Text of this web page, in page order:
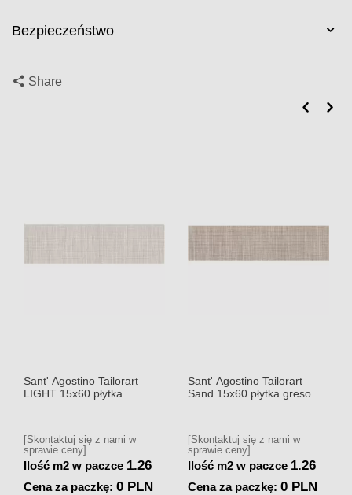
Bezpieczeństwo
Share
Sant' Agostino Tailorart
LIGHT 15x60 płytka
[Skontaktuj się z nami w
sprawie ceny]
Ilość m2 w paczce 1.26
Cena za paczkę:0 PLN
Sant' Agostino Tailorart
Sand 15x60 płytka gresowa
[Skontaktuj się z nami w
sprawie ceny]
Ilość m2 w paczce 1.26
Cena za paczkę:0 PLN